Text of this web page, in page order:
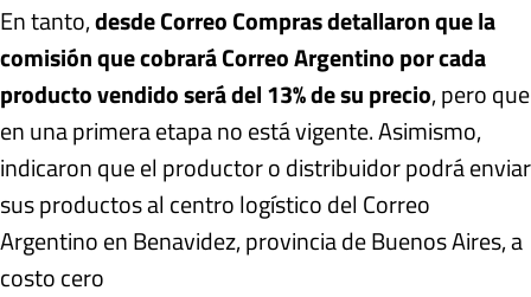
En tanto,desde Correo Compras detallaron que la
comisión que cobrará Correo Argentino por cada
producto vendido será del 13% de su precio, pero que
en una primera etapa no está vigente. Asimismo,
indicaron que el productor o distribuidor podrá enviar
sus productos al centro logístico del Correo
Argentino en Benavidez, provincia de Buenos Aires, a
costo cero